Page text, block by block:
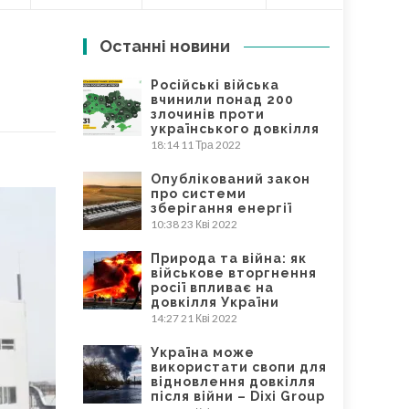
Останні новини
Російські війська
вчинили понад 200
злочинів проти
українського довкілля
18:14 11 Тра 2022
Опублікований закон
про системи
зберігання енергії
10:3823 Кві 2022
Природа та війна: як
військове вторгнення
росії впливає на
довкілля України
14:2721 Кві 2022
Україна може
використати свопи для
відновлення довкілля
після війни – Dixi Group